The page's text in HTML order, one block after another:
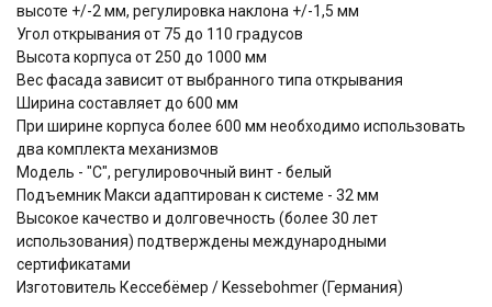
высоте +/-2 мм, регулировка наклона +/-1,5 мм
Угол открывания от 75 до 110 градусов
Высота корпуса от 250 до 1000 мм
Вес фасада зависит от выбранного типа открывания
Ширина составляет до 600 мм
При ширине корпуса более 600 мм необходимо использовать
два комплекта механизмов
Модель - "С", регулировочный винт - белый
Подъемник Макси адаптирован к системе - 32 мм
Высокое качество и долговечность (более 30 лет
использования) подтверждены международными
сертификатами
Изготовитель Кессебёмер / Kessebohmer (Германия)